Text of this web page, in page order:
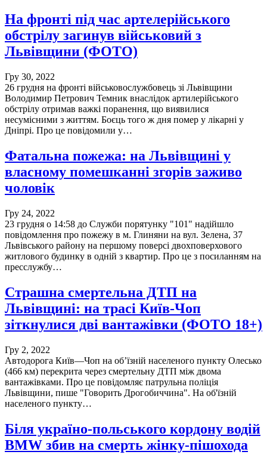
На фронті під час артелерійського
обстрілу загинув військовий з
Львівщини (ФОТО)
Гру 30, 2022
26 грудня на фронті військовослужбовець зі Львівщини
Володимир Петрович Темник внаслідок артилерійського
обстрілу отримав важкі поранення, що виявилися
несумісними з життям. Боєць того ж дня помер у лікарні у
Дніпрі. Про це повідомили у…
Фатальна пожежа: на Львівщині у
власному помешканні згорів заживо
чоловік
Гру 24, 2022
23 грудня о 14:58 до Служби порятунку "101" надійшло
повідомлення про пожежу в м. Глиняни на вул. Зелена, 37
Львівського району на першому поверсі двохповерхового
житлового будинку в одній з квартир. Про це з посиланням на
пресслужбу…
Страшна смертельна ДТП на
Львівщині: на трасі Київ-Чоп
зіткнулися дві вантажівки (ФОТО 18+)
Гру 2, 2022
Автодорога Київ—Чоп на об’їзній населеного пункту Олесько
(466 км) перекрита через смертельну ДТП між двома
вантажівками. Про це повідомляє патрульна поліція
Львівщини, пише "Говорить Дрогобиччина". На об'їзній
населеного пункту…
Біля україно-польського кордону водій
BMW збив на смерть жінку-пішохода